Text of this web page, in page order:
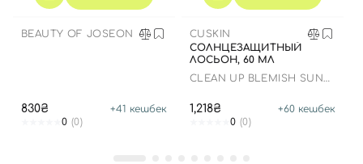
BEAUTY OF JOSEON
830₴ +41 кешбек
0 (0)
CUSKIN
СОЛНЦЕЗАЩИТНЫЙ
ЛОСЬОН, 60 МЛ
CLEAN UP BLEMISH SUN
1,218₴ +60 кешбек
0 (0)